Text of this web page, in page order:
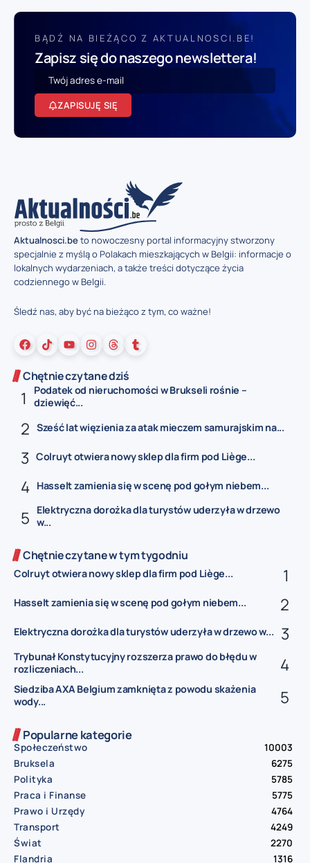
BĄDŹ NA BIEŻĄCO Z AKTUALNOSCI.BE!
Zapisz się do naszego newslettera!
ZAPISUJĘ SIĘ
Aktualnosci.beto nowoczesny portal informacyjny stworzony
specjalnie z myślą o Polakach mieszkających w Belgii: informacje o
lokalnych wydarzeniach, a także treści dotyczące życia
codziennego w Belgii.
Śledź nas, aby być na bieżąco z tym, co ważne!
Chętnie czytane dziś
Podatek od nieruchomości w Brukseli rośnie –
dziewięć...
Sześć lat więzienia za atak mieczem samurajskim na...
Colruyt otwiera nowy sklep dla firm pod Liège...
Hasselt zamienia się w scenę pod gołym niebem...
Elektryczna dorożka dla turystów uderzyła w drzewo
w...
Chętnie czytane w tym tygodniu
Colruyt otwiera nowy sklep dla firm pod Liège...
Hasselt zamienia się w scenę pod gołym niebem...
Elektryczna dorożka dla turystów uderzyła w drzewo w...
Trybunał Konstytucyjny rozszerza prawo do błędu w
rozliczeniach...
Siedziba AXA Belgium zamknięta z powodu skażenia
wody...
Popularne kategorie
Społeczeństwo
10003
Bruksela
6275
Polityka
5785
Praca i Finanse
5775
Prawo i Urzędy
4764
Transport
4249
Świat
2270
Flandria
1316